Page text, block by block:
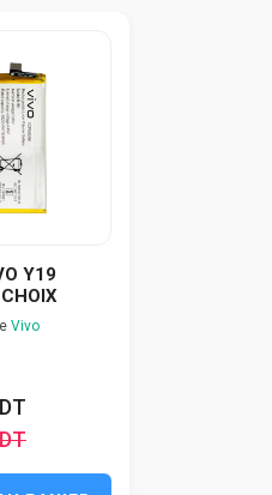
Y19
Vivo